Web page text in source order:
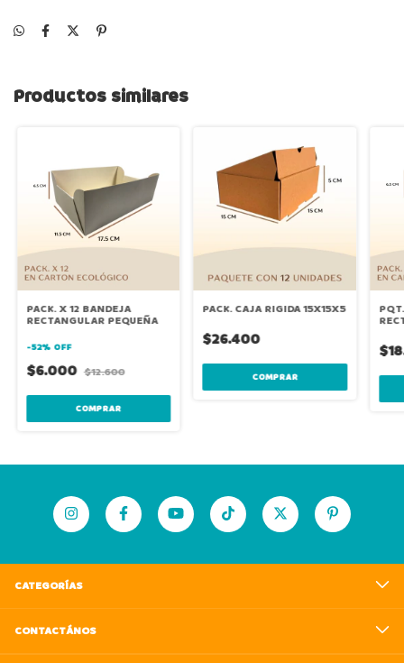
Productos similares
PACK. X 12 BANDEJA
RECTANGULAR PEQUEÑA
-52% OFF
$6.000 $12.600
PACK. CAJA RIGIDA 15X15X5
$26.400
COMPRAR
CATEGORÍAS
CONTACTÁNOS